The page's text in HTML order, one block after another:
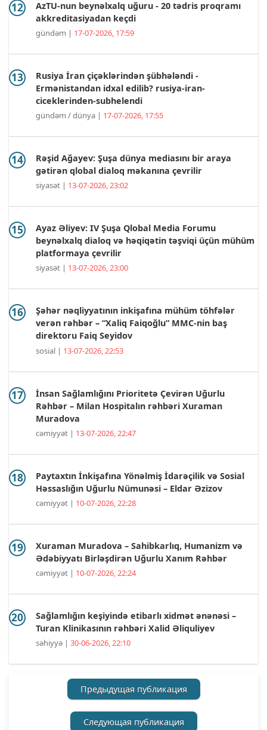
AzTU-nun beynəlxalq uğuru - 20 tədris proqramı
akkreditasiyadan keçdi
gündəm | 17-07-2026, 17:59
Rusiya İran çiçəklərindən şübhələndi -
Ermənistandan idxal edilib? rusiya-iran-
ciceklerinden-subhelendi
gündəm / dünya | 17-07-2026, 17:55
Rəşid Ağayev: Şuşa dünya mediasını bir araya
gətirən qlobal dialoq məkanına çevrilir
siyasət | 13-07-2026, 23:02
Ayaz Əliyev: IV Şuşa Qlobal Media Forumu
beynəlxalq dialoq və həqiqətin təşviqi üçün mühüm
platformaya çevrilir
siyasət | 13-07-2026, 23:00
Şəhər nəqliyyatının inkişafına mühüm töhfələr
verən rəhbər – “Xaliq Faiqoğlu” MMC-nin baş
direktoru Faiq Seyidov
sosial | 13-07-2026, 22:53
İnsan Sağlamlığını Prioritetə Çevirən Uğurlu
Rəhbər – Milan Hospitalın rəhbəri Xuraman
Muradova
cəmiyyət | 13-07-2026, 22:47
Paytaxtın İnkişafına Yönəlmiş İdarəçilik və Sosial
Həssaslığın Uğurlu Nümunəsi – Eldar Əzizov
cəmiyyət | 10-07-2026, 22:28
Xuraman Muradova – Sahibkarlıq, Humanizm və
Ədəbiyyatı Birləşdirən Uğurlu Xanım Rəhbər
cəmiyyət | 10-07-2026, 22:24
Sağlamlığın keşiyində etibarlı xidmət ənənəsi –
Turan Klinikasının rəhbəri Xalid Əliquliyev
səhiyyə | 30-06-2026, 22:10
Предыдущая публикация
Следующая публикация